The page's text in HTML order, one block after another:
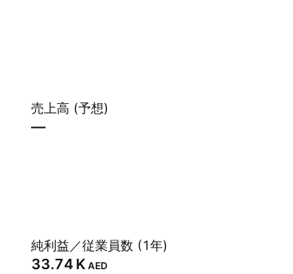
売上高 (予想)
—
純利益／従業員数 (1年)
‪33.74 K‬ AED